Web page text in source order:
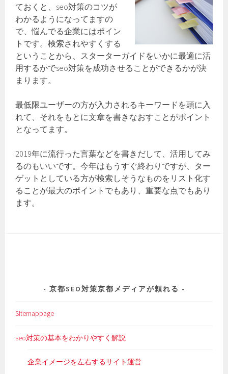
ておくと、seo対策のコツが
わかるようになってますの
で、悩んでる企業にはポイン
トです。検索されやすくする
ということから、スターターガイドをいかに最適に活
用するかでseo対策を成功させることができるかが決
まります。
最低限ユーザーの方が入力されるキーワードを頭に入
れて、それをもとに文章を書きなおすことがポイント
となってます。
2019年に流行った言葉などを書きだして、活用してみ
るのもいいです。今年はもうすぐ終わりですが、ター
ゲットとしている方が検索しそうなものをリスト化す
ることが最大のポイントでもあり、重要な点でもあり
ます。
京都SEO対策京都メディアが頼れる
Sitemappage
seo対策の基本をわかりやすく解説
企業イメージを左右するサイト運営